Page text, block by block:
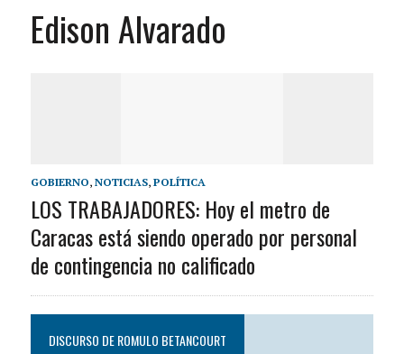
Edison Alvarado
GOBIERNO, NOTICIAS, POLÍTICA
LOS TRABAJADORES: Hoy el metro de
Caracas está siendo operado por personal
de contingencia no calificado
DISCURSO DE ROMULO BETANCOURT